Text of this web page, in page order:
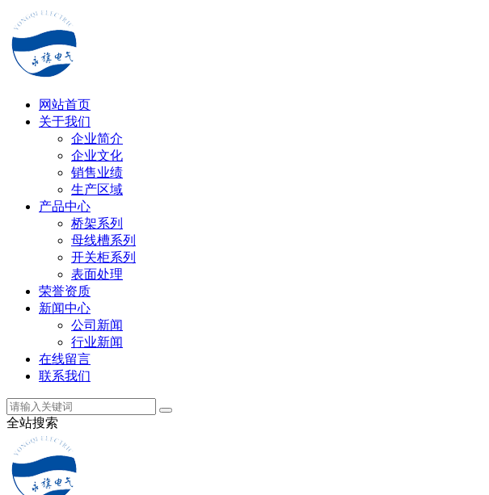
网站首页
关于我们
企业简介
企业文化
销售业绩
生产区域
产品中心
桥架系列
母线槽系列
开关柜系列
表面处理
荣誉资质
新闻中心
公司新闻
行业新闻
在线留言
联系我们
全站搜索